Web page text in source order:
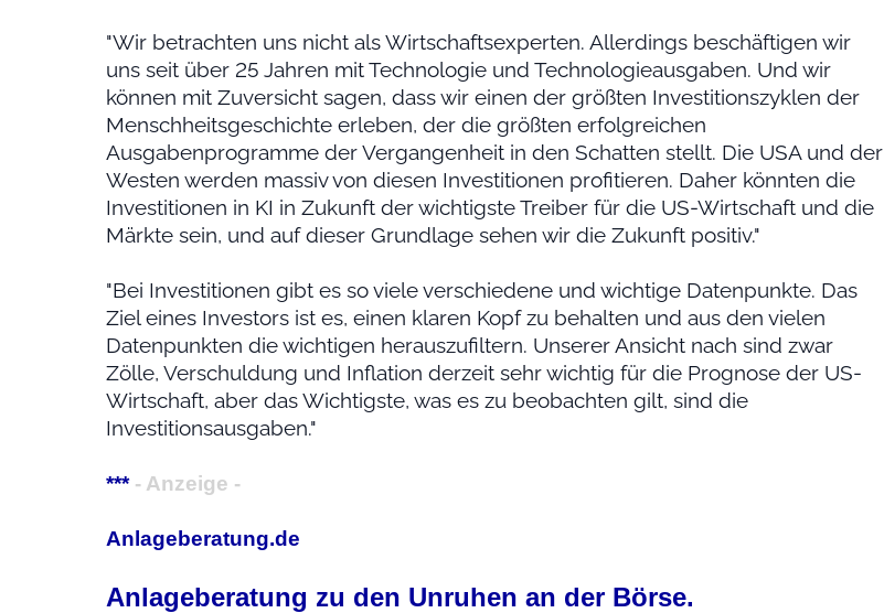
"Wir betrachten uns nicht als Wirtschaftsexperten. Allerdings beschäftigen wir
uns seit über 25 Jahren mit Technologie und Technologieausgaben. Und wir
können mit Zuversicht sagen, dass wir einen der größten Investitionszyklen der
Menschheitsgeschichte erleben, der die größten erfolgreichen
Ausgabenprogramme der Vergangenheit in den Schatten stellt. Die USA und der
Westen werden massiv von diesen Investitionen profitieren. Daher könnten die
Investitionen in KI in Zukunft der wichtigste Treiber für die US-Wirtschaft und die
Märkte sein, und auf dieser Grundlage sehen wir die Zukunft positiv."
"Bei Investitionen gibt es so viele verschiedene und wichtige Datenpunkte. Das
Ziel eines Investors ist es, einen klaren Kopf zu behalten und aus den vielen
Datenpunkten die wichtigen herauszufiltern. Unserer Ansicht nach sind zwar
Zölle, Verschuldung und Inflation derzeit sehr wichtig für die Prognose der US-
Wirtschaft, aber das Wichtigste, was es zu beobachten gilt, sind die
Investitionsausgaben."
*** - Anzeige -
Anlageberatung.de
Anlageberatung zu den Unruhen an der Börse.